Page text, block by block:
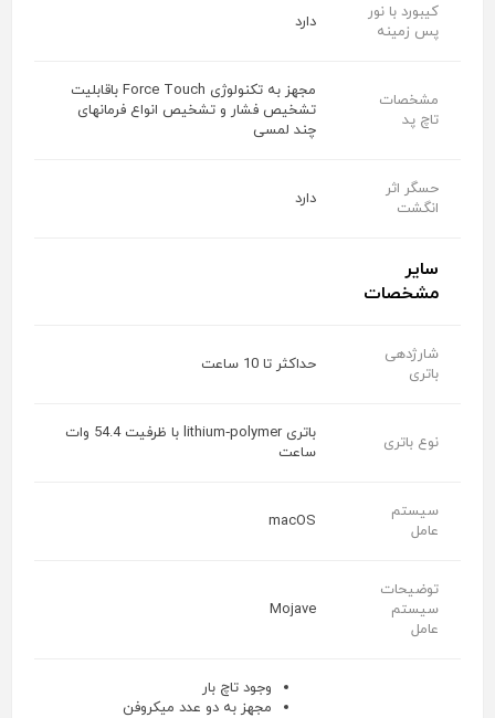
کیبورد با نور
پس زمینه
دارد
مشخصات
تاچ پد
مجهز به تکنولوژی Force Touch باقابلیت
تشخیص فشار و تشخیص انواع فرمانهای
چند لمسی
حسگر اثر
انگشت
دارد
سایر
مشخصات
شارژدهی
باتری
حداکثر تا 10 ساعت
نوع باتری
باتری lithium‑polymer با ظرفیت 54.4 وات
ساعت
سیستم
عامل
macOS
توضیحات
سیستم
عامل
Mojave
وجود تاچ بار
مجهز به دو عدد میکروفن